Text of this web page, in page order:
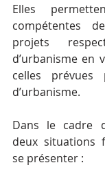
Elles
compétentes
projets
d’urbanisme en
celles
d’urbanisme.
Dans le cadre
deux situations
se présenter :